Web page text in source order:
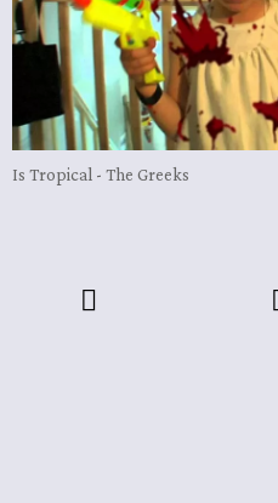
Is Tropical - The Greeks